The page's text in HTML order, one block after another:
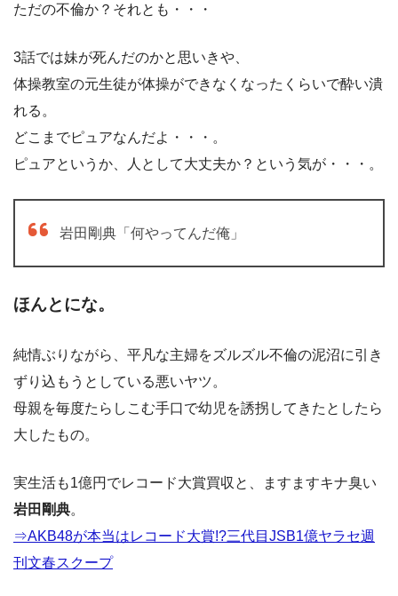
ただの不倫か？それとも・・・
3話では妹が死んだのかと思いきや、
体操教室の元生徒が体操ができなくなったくらいで酔い潰
れる。
どこまでピュアなんだよ・・・。
ピュアというか、人として大丈夫か？という気が・・・。
岩田剛典「何やってんだ俺」
ほんとにな。
純情ぶりながら、平凡な主婦をズルズル不倫の泥沼に引き
ずり込もうとしている悪いヤツ。
母親を毎度たらしこむ手口で幼児を誘拐してきたとしたら
大したもの。
実生活も1億円でレコード大賞買収と、ますますキナ臭い
岩田剛典。
⇒AKB48が本当はレコード大賞!?三代目JSB1億ヤラセ週
刊文春スクープ